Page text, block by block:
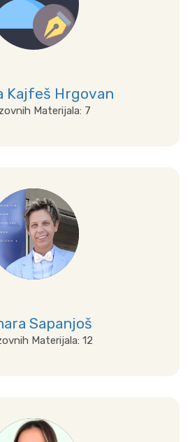
Kajfeš Hrgovan
Materijala: 7
Prikaži sve
Sapanjoš
Materijala: 12
Prikaži sve